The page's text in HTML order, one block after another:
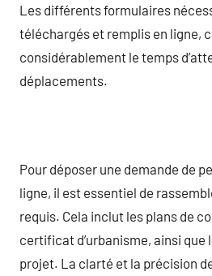
Les différents formulaires
téléchargés et remplis en ligne,
considérablement le temps
déplacements.
Pour déposer une demande de
ligne, il est essentiel de
requis. Cela inclut les plans de
certificat d’urbanisme, ainsi que
projet. La clarté et la précision